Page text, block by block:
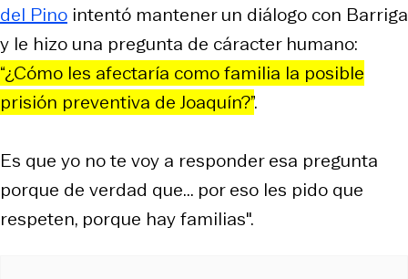
del Pino intentó mantener un diálogo con Barriga
y le hizo una pregunta de cáracter humano:
“¿Cómo les afectaría como familia la posible
prisión preventiva de Joaquín?”.
Es que yo no te voy a responder esa pregunta
porque de verdad que... por eso les pido que
respeten, porque hay familias".